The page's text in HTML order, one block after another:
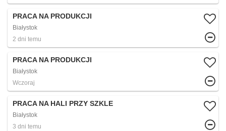
PRACA NA PRODUKCJI
Białystok
2 dni temu
PRACA NA PRODUKCJI
Białystok
Wczoraj
PRACA NA HALI PRZY SZKLE
Białystok
3 dni temu